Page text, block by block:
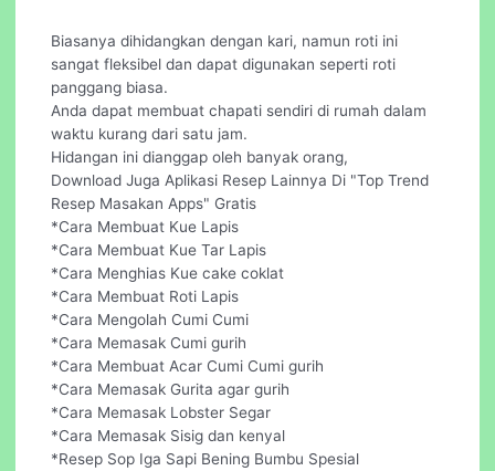
Biasanya dihidangkan dengan kari, namun roti ini
sangat fleksibel dan dapat digunakan seperti roti
panggang biasa.
Anda dapat membuat chapati sendiri di rumah dalam
waktu kurang dari satu jam.
Hidangan ini dianggap oleh banyak orang,
Download Juga Aplikasi Resep Lainnya Di "Top Trend
Resep Masakan Apps" Gratis
*Cara Membuat Kue Lapis
*Cara Membuat Kue Tar Lapis
*Cara Menghias Kue cake coklat
*Cara Membuat Roti Lapis
*Cara Mengolah Cumi Cumi
*Cara Memasak Cumi gurih
*Cara Membuat Acar Cumi Cumi gurih
*Cara Memasak Gurita agar gurih
*Cara Memasak Lobster Segar
*Cara Memasak Sisig dan kenyal
*Resep Sop Iga Sapi Bening Bumbu Spesial